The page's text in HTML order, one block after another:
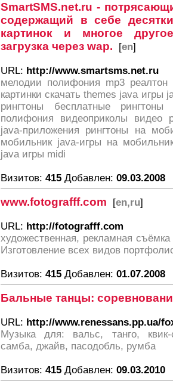
SmartSMS.net.ru -
содержащий в себе
картинок и многое
загрузка через wap. [en]
URL: http://www.smartsms.net.ru
мелодии полифония mp3 реалтон
картинки скачать themes java игры
рингтоны бесплатные
полифония видеоприколы
java-приложения рингтоны на
мобильник java-игры на
java игры midi
Визитов: 415 Добавлен: 09.03.2008
www.fotografff.com [en,ru]
URL: http://fotografff.com
художественная, рекламная
Изготовление всех видов
Визитов: 415 Добавлен: 01.07.2008
Бальные танцы:
URL: http://www.renessans.pp.ua/
Музыка для: вальс, танго, квик-
самба, джайв, пасодобль, румба
Визитов: 415 Добавлен: 09.03.2010